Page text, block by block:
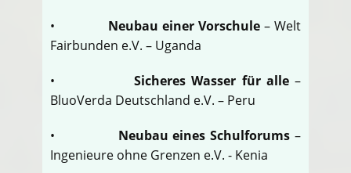
• Neubau einer Vorschule – Welt
Fairbunden e.V. – Uganda
•Sicheres Wasser für alle–
BluoVerda Deutschland e.V. – Peru
• Neubau eines Schulforums –
Ingenieure ohne Grenzen e.V. - Kenia